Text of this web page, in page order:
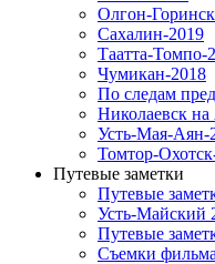
Олгон-
Сахалин-2019
Таатта-Томпо-
Чумикан-2018
По следам
Николаевск
Усть-Мая-Аян-
Томтор-
Путевые заметки
Путевые
Усть-Майский
Путевые
Съемки